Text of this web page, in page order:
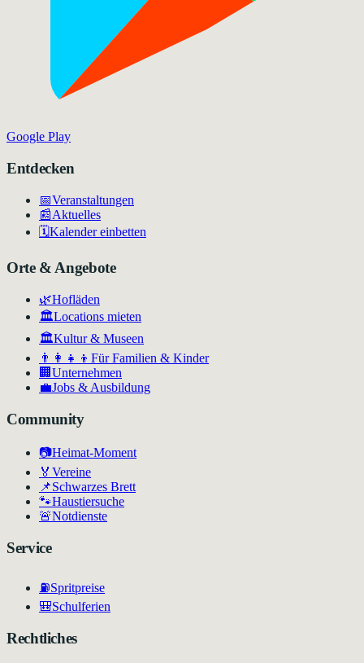
Google Play
Entdecken
📅Veranstaltungen
📰Aktuelles
🗓️Kalender einbetten
Orte & Angebote
🌿Hofläden
🏛️Locations mieten
🏛Kultur & Museen
👨‍👩‍👧‍👦 Für Familien & Kinder
🏢 Unternehmen
💼Jobs & Ausbildung
Community
📷Heimat-Moment
🏅 Vereine
📌Schwarzes Brett
🐾Haustiersuche
🚨Notdienste
Service
⛽Spritpreise
🎒Schulferien
Rechtliches